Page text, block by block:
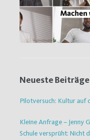
Neueste Beiträge
Pilotversuch: Kultur auf
Kleine Anfrage – Jenny
Schule versprüht: Nicht